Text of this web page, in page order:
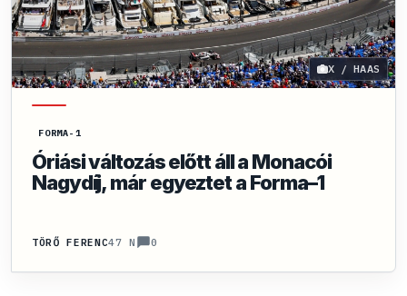
X / HAAS
FORMA-1
Óriási változás előtt áll a Monacói
Nagydíj, már egyeztet a Forma–1
TÖRŐ FERENC47 N 0